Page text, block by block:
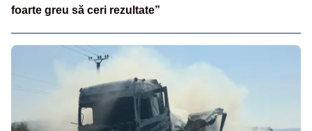
foarte greu să ceri rezultate”